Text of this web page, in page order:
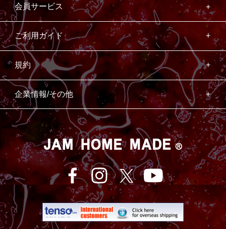
会員サービス
ご利用ガイド
規約
企業情報/その他